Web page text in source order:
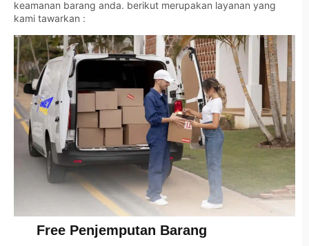
keamanan barang anda. berikut merupakan layanan yang
kami tawarkan :
Free Penjemputan Barang